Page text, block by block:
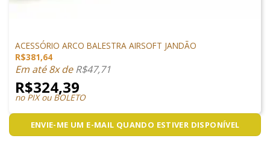
ACESSÓRIO ARCO BALESTRA AIRSOFT JANDÃO
R$381,64
Em até 8x deR$47,71
R$324,39
no PIX ou BOLETO
ENVIE-ME UM E-MAIL QUANDO ESTIVER DISPONÍVEL